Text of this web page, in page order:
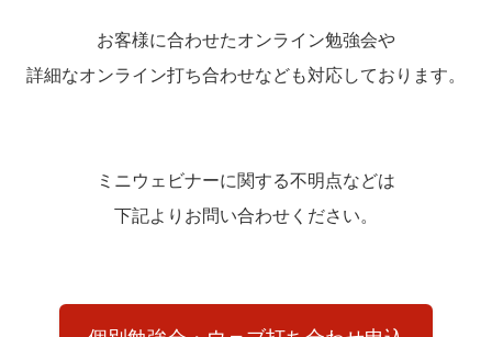
お客様に合わせたオンライン勉強会や
詳細なオンライン打ち合わせなども対応しております。
ミニウェビナーに関する不明点などは
下記よりお問い合わせください。